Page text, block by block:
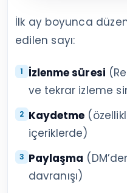
İlk ay boyunca
edilen sayı:
İzlenme süresi
ve tekrar izleme
Kaydetme
içeriklerde)
Paylaşma
davranışı)